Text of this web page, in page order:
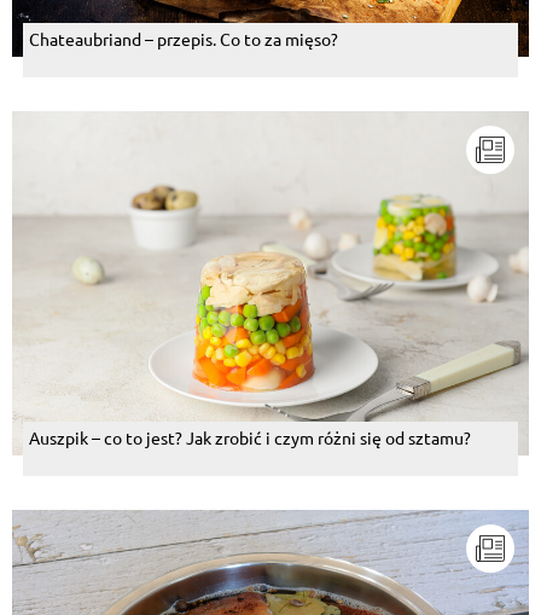
Chateaubriand – przepis. Co to za mięso?
Auszpik – co to jest? Jak zrobić i czym różni się od sztamu?